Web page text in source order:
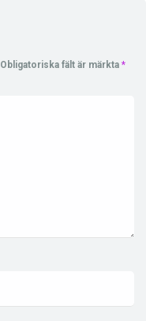
Obligatoriska fält är märkta *